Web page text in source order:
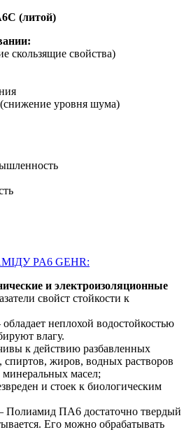
(литой)
скользящие свойства)
уровня шума)
PA6 GEHR:
и электроизоляционные
свойст стойкости к
обладает неплохой водостойкостью
влагу.
к действию разбавленных
жиров, водных растворов
минеральных масел;
и стоек к биологическим
Полиамид ПА6 достаточно твердый
Его можно обрабатывать